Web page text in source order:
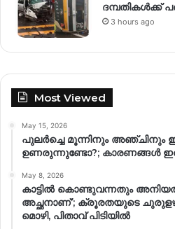
ദമ്പതികള്‍ക്ക്
3 hours ago
Most Viewed
May 15, 2026
പുലർച്ചെ മൂന്നിനും അഞ്ചിനും
ഉണരുന്നുണ്ടോ?; കാരണങ്ങള്‍
May 8, 2026
കാട്ടിൽ കൊണ്ടുവന്നതും
അച്ഛനാണ്’; ക്രൂരതയുടെ
മൊഴി, പിതാവ് പിടിയിൽ